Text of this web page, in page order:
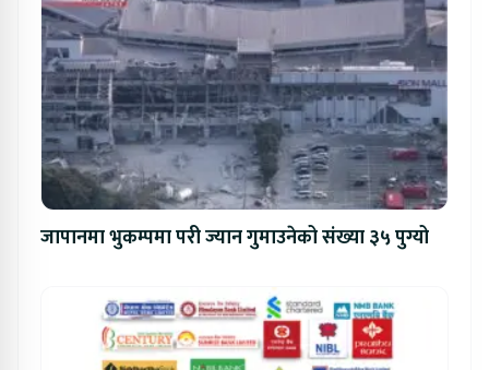
जापानमा भुकम्पमा परी ज्यान गुमाउनेको संख्या ३५ पुग्यो